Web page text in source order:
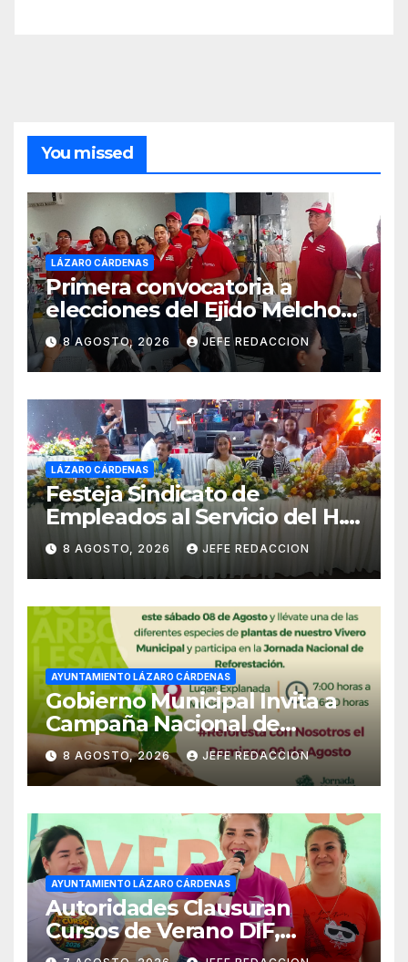
You missed
LÁZARO CÁRDENAS
Primera convocatoria a
elecciones del Ejido Melchor
Ocampo en Lázaro Cárdenas
el domingo
8 AGOSTO, 2026 JEFE REDACCION
LÁZARO CÁRDENAS
Festeja Sindicato de
Empleados al Servicio del H.
Ayuntamiento de LZC Día del
Empleado Municipal
8 AGOSTO, 2026 JEFE REDACCION
AYUNTAMIENTO LÁZARO CÁRDENAS
Gobierno Municipal Invita a
Campaña Nacional de
Reforestación
8 AGOSTO, 2026 JEFE REDACCION
AYUNTAMIENTO LÁZARO CÁRDENAS
Autoridades Clausuran
Cursos de Verano DIF,
Seguridad Pública y Casa de